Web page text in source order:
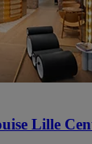
Lille